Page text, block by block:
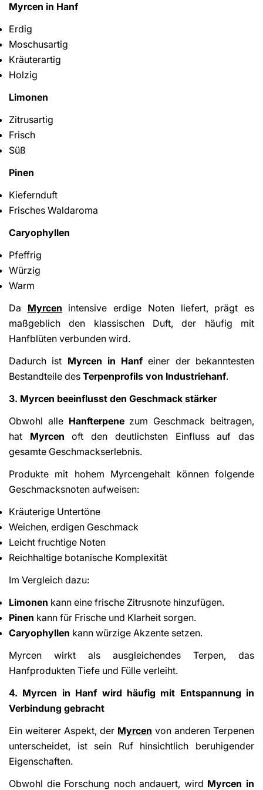
Myrcen in Hanf
Erdig
Moschusartig
Kräuterartig
Holzig
Limonen
Zitrusartig
Frisch
Süß
Pinen
Kiefernduft
Frisches Waldaroma
Caryophyllen
Pfeffrig
Würzig
Warm
Da Myrcen intensive erdige Noten liefert, prägt es
maßgeblich den klassischen Duft, der häufig mit
Hanfblüten verbunden wird.
Dadurch ist Myrcen in Hanf einer der bekanntesten
Bestandteile des Terpenprofils von Industriehanf.
3. Myrcen beeinflusst den Geschmack stärker
Obwohl alle Hanfterpenezum Geschmack beitragen,
hat Myrcen oft den deutlichsten Einfluss auf das
gesamte Geschmackserlebnis.
Produkte mit hohem Myrcengehalt können folgende
Geschmacksnoten aufweisen:
Kräuterige Untertöne
Weichen, erdigen Geschmack
Leicht fruchtige Noten
Reichhaltige botanische Komplexität
Im Vergleich dazu:
Limonen kann eine frische Zitrusnote hinzufügen.
Pinen kann für Frische und Klarheit sorgen.
Caryophyllen kann würzige Akzente setzen.
Myrcen wirkt als ausgleichendes Terpen, das
Hanfprodukten Tiefe und Fülle verleiht.
4. Myrcen in Hanf wird häufig mit Entspannung in
Verbindung gebracht
Ein weiterer Aspekt, der Myrcen von anderen Terpenen
unterscheidet, ist sein Ruf hinsichtlich beruhigender
Eigenschaften.
Obwohl die Forschung noch andauert, wird Myrcen in